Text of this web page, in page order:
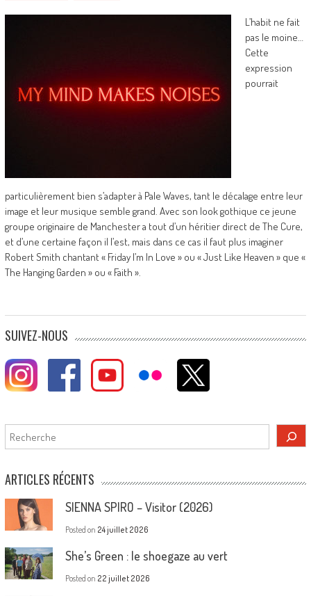
L’habit ne fait
pas le moine…
Cette
expression
pourrait
particulièrement bien s’adapter à Pale Waves, tant le décalage entre leur
image et leur musique semble grand. Avec son look gothique ce jeune
groupe originaire de Manchester a tout d’un héritier direct de The Cure,
et d’une certaine façon il l’est, mais dans ce cas il faut plus imaginer
Robert Smith chantant « Friday I’m In Love » ou « Just Like Heaven » que «
The Hanging Garden » ou « Faith ».
SUIVEZ-NOUS
Rechercher
ARTICLES RÉCENTS
SIENNA SPIRO – Visitor (2026)
Posted on 24 juillet 2026
She’s Green : le shoegaze au vert
Posted on 22 juillet 2026